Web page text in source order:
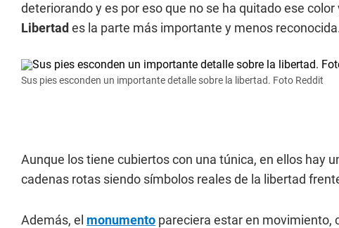
deteriorando y es por eso que no se ha quitado ese
Libertad es la parte más importante y menos
Sus pies esconden un importante detalle sobre la libertad. Foto Reddit
Aunque los tiene cubiertos con una túnica, en ellos hay
cadenas rotas siendo símbolos reales de la libertad
Además, el monumento pareciera estar en movimiento,